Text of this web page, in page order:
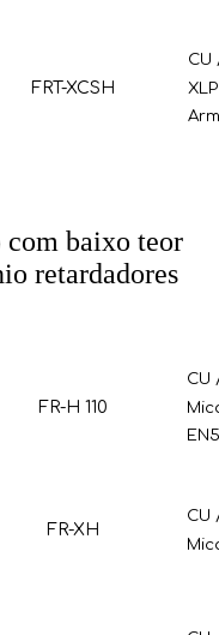
FRT-XCSH
CU
com baixo teor
retardadores
FR-H 110
CU
FR-XH
CU